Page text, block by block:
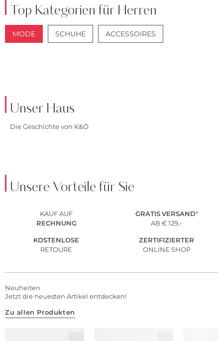
Top Kategorien für Herren
MODE SCHUHE ACCESSOIRES
Unser Haus
Die Geschichte von K&Ö
Unsere Vorteile für Sie
KAUF AUF
RECHNUNG
GRATIS VERSAND*
AB € 129,-
KOSTENLOSE
RETOURE
ZERTIFIZIERTER
ONLINE SHOP
Neuheiten
Jetzt die neuesten Artikel entdecken!
Zu allen Produkten